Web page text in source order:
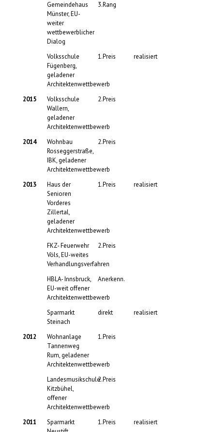
Gemeindehaus
Münster, EU-
weiter
wettbewerblicher
Dialog
3.Rang
Volksschule
Fügenberg,
geladener
Architektenwettbewerb
1.Preis realisiert
2015
Volksschule
Wallern,
geladener
Architektenwettbewerb
2.Preis
2014
Wohnbau
Rosseggerstraße,
IBK, geladener
Architektenwettbewerb
2.Preis
2013
Haus der
Senioren
Vorderes
Zillertal,
geladener
Architektenwettbewerb
1.Preis realisiert
FKZ- Feuerwehr
Völs, EU-weites
Verhandlungsverfahren
2.Preis
HBLA- Innsbruck,
EU-weit offener
Architektenwettbewerb
Anerkenn.
Sparmarkt
Steinach
direkt realisiert
2012
Wohnanlage
Tannenweg
Rum, geladener
Architektenwettbewerb
1.Preis
Landesmusikschule
Kitzbühel,
offener
Architektenwettbewerb
2.Preis
2011
Sparmarkt
1.Preis realisiert